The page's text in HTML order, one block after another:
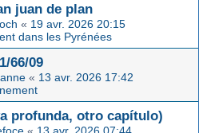
juan de plan
« 19 avr. 2026 20:15
dans les Pyrénées
66/09
« 13 avr. 2026 17:42
profunda, otro capítulo)